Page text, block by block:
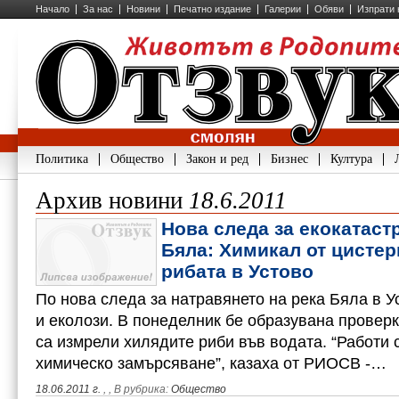
Начало За нас Новини Печатно издание Галерии Обяви Изпрати
Политика Общество Закон и ред Бизнес Култура
Архив новини 18.6.2011
Нова следа за
Бяла: Химикал от
рибата в Устово
По нова следа за натравянето на река Бяла в
и еколози. В понеделник бе образувана
са измрели хилядите риби във водата. “Работи
химическо замърсяване”, казаха от РИОСВ -…
18.06.2011 г. , , В рубрика: Общество